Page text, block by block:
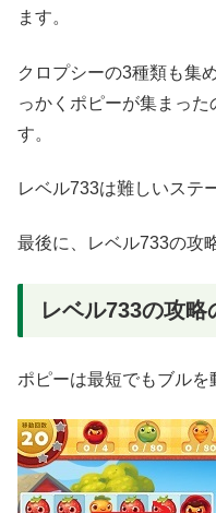
ます。
クロプシーの3種類も集
っかくポピーが集まっ
す。
レベル733は難しいステ
最後に、レベル733の攻
レベル733の攻略
ポピーは最短でもブルを